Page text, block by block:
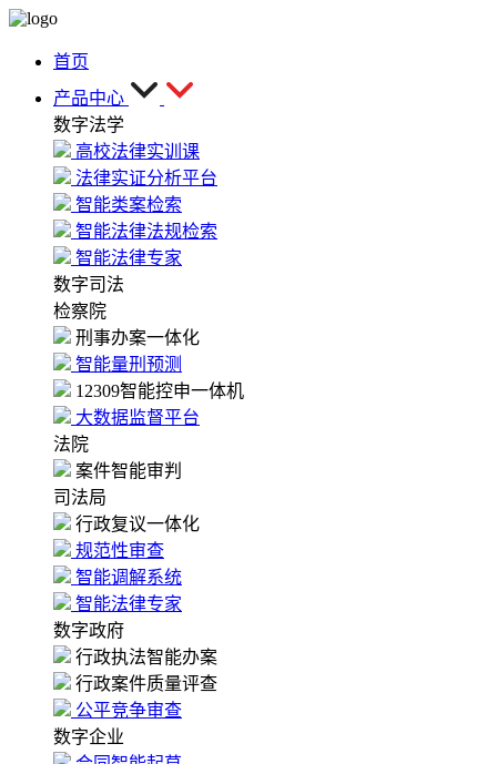
首页
产品中心
数字法学
高校法律实训课
法律实证分析平台
智能类案检索
智能法律法规检索
智能法律专家
数字司法
检察院
刑事办案一体化
智能量刑预测
12309智能控申一体机
大数据监督平台
法院
案件智能审判
司法局
行政复议一体化
规范性审查
智能调解系统
智能法律专家
数字政府
行政执法智能办案
行政案件质量评查
公平竞争审查
数字企业